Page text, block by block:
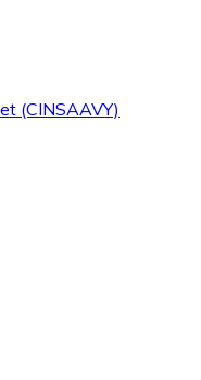
(CINSAAVY)